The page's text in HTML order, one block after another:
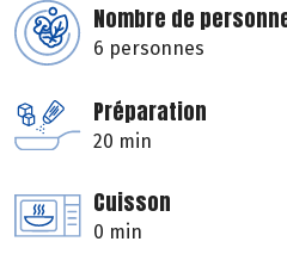
Nombre de
6 personnes
Préparation
20 min
Cuisson
0 min